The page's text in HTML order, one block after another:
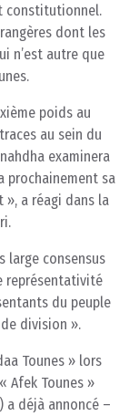
constitutionnel.
dont les
n’est autre que
poids au
au sein du
examinera
prochainement sa
», a réagi dans la
large consensus
représentativité
du peuple
division ».
Tounes » lors
Afek Tounes »
a déjà annoncé –